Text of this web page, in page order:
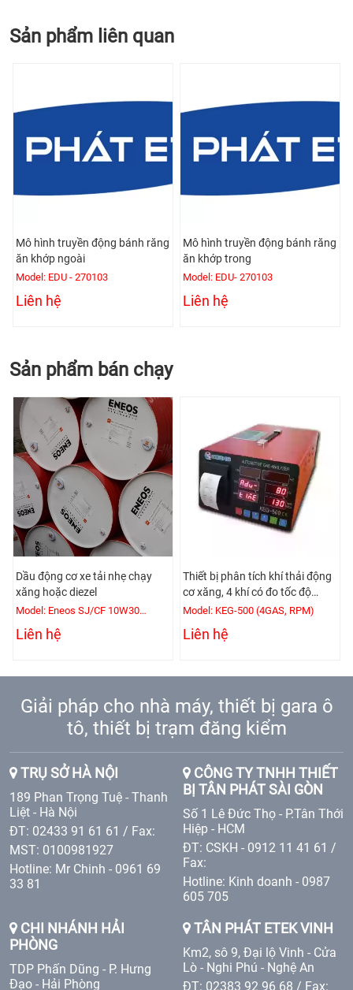
Sản phẩm liên quan
Mô hình truyền động bánh răng
ăn khớp ngoài
Model: EDU - 270103
Liên hệ
Mô hình truyền động bánh răng
ăn khớp trong
Model: EDU- 270103
Liên hệ
Sản phẩm bán chạy
Dầu động cơ xe tải nhẹ chạy
xăng hoặc diezel
Model: Eneos SJ/CF 10W30
Liên hệ
Thiết bị phân tích khí thải động
cơ xăng, 4 khí có đo tốc độ
động cơ
Model: KEG-500 (4GAS, RPM)
Liên hệ
Giải pháp cho nhà máy, thiết bị gara ô
tô, thiết bị trạm đăng kiểm
TRỤ SỞ HÀ NỘI
189 Phan Trọng Tuệ - Thanh
Liệt - Hà Nội
ĐT: 02433 91 61 61 / Fax:
MST: 0100981927
Hotline: Mr Chinh - 0961 69
33 81
CÔNG TY TNHH THIẾT
BỊ TÂN PHÁT SÀI GÒN
Số 1 Lê Đức Thọ - P.Tân Thới
Hiệp - HCM
ĐT: CSKH - 0912 11 41 61 /
Fax:
Hotline: Kinh doanh - 0987
605 705
CHI NHÁNH HẢI
PHÒNG
TDP Phấn Dũng - P. Hưng
Đạo - Hải Phòng
TÂN PHÁT ETEK VINH
Km2, sô 9, Đại lộ Vinh - Cửa
Lò - Nghi Phú - Nghệ An
ĐT: 02383 92 96 68 / Fax: